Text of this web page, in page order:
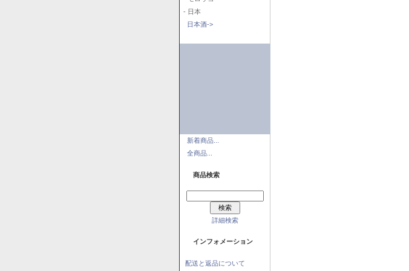
- 日本
日本酒->
新着商品...
全商品...
商品検索
詳細検索
インフォメーション
配送と返品について